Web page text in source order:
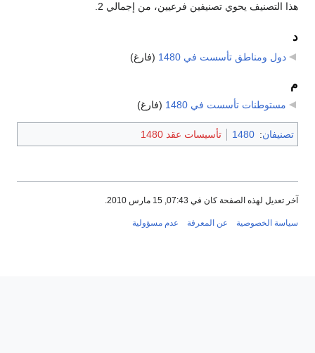
هذا التصنيف يحوي تصنيفين فرعيين، من إجمالي 2.
د
دول ومناطق تأسست في 1480 (فارغ)
م
مستوطنات تأسست في 1480 (فارغ)
تصنيفان:
1480 تأسيسات عقد 1480
آخر تعديل لهذه الصفحة كان في 07:43, 15 مارس 2010.
سياسة الخصوصية عن المعرفة عدم مسؤولية